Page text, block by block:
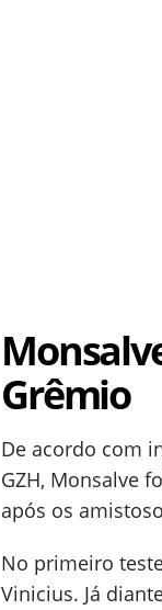
Grêmio
De acordo com
GZH, Monsalve
após os
No primeiro
Vinicius. Já